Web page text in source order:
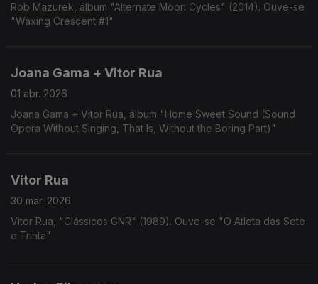
Rob Mazurek, álbum "Alternate Moon Cycles" (2014). Ouve-se
"Waxing Crescent #1"
Joana Gama + Vitor Rua
01 abr. 2026
Joana Gama + Vitor Rua, álbum "Home Sweet Sound (Sound
Opera Without Singing, That Is, Without the Boring Part)"
Vitor Rua
30 mar. 2026
Vitor Rua, "Clássicos GNR" (1989). Ouve-se "O Atleta das Sete
e Trinta"